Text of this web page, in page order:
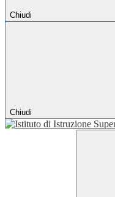
Chiudi
Chiudi